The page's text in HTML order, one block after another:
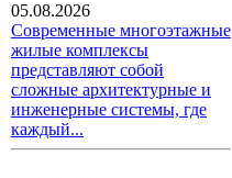
05.08.2026
Современные многоэтажные
жилые комплексы
представляют собой
сложные архитектурные и
инженерные системы, где
каждый...